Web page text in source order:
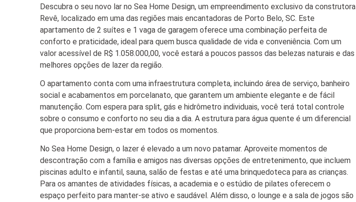
Descubra o seu novo lar no Sea Home Design, um empreendimento exclusivo da construtora
Revê, localizado em uma das regiões mais encantadoras de Porto Belo, SC. Este
apartamento de 2 suítes e 1 vaga de garagem oferece uma combinação perfeita de
conforto e praticidade, ideal para quem busca qualidade de vida e conveniência. Com um
valor acessível de R$ 1.058.000,00, você estará a poucos passos das belezas naturais e das
melhores opções de lazer da região.
O apartamento conta com uma infraestrutura completa, incluindo área de serviço, banheiro
social e acabamentos em porcelanato, que garantem um ambiente elegante e de fácil
manutenção. Com espera para split, gás e hidrômetro individuais, você terá total controle
sobre o consumo e conforto no seu dia a dia. A estrutura para água quente é um diferencial
que proporciona bem-estar em todos os momentos.
No Sea Home Design, o lazer é elevado a um novo patamar. Aproveite momentos de
descontração com a família e amigos nas diversas opções de entretenimento, que incluem
piscinas adulto e infantil, sauna, salão de festas e até uma brinquedoteca para as crianças.
Para os amantes de atividades físicas, a academia e o estúdio de pilates oferecem o
espaço perfeito para manter-se ativo e saudável. Além disso, o lounge e a sala de jogos são